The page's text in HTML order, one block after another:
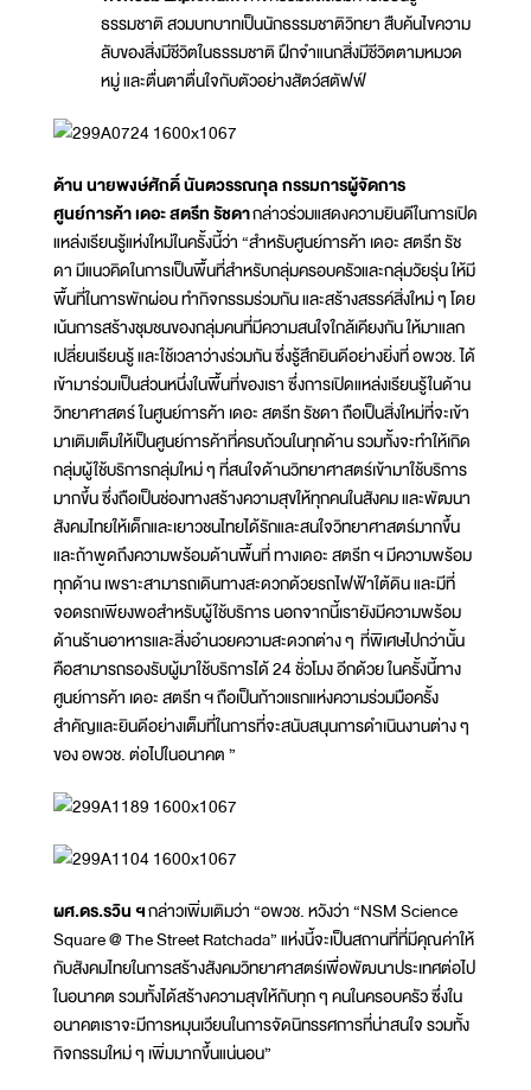
ธรรมชาติ สวมบทบาทเป็นนักธรรมชาติวิทยา สืบค้นไขความ
ลับของสิ่งมีชีวิตในธรรมชาติ ฝึกจำแนกสิ่งมีชีวิตตามหมวด
หมู่ และตื่นตาตื่นใจกับตัวอย่างสัตว์สตัฟฟ์
ด้าน นายพงษ์ศักดิ์ นันตวรรณกุล กรรมการผู้จัดการ
ศูนย์การค้า เดอะ สตรีท รัชดากล่าวร่วมแสดงความยินดีในการเปิด
แหล่งเรียนรู้แห่งใหม่ในครั้งนี้ว่า “สำหรับศูนย์การค้า เดอะ สตรีท รัช
ดา มีแนวคิดในการเป็นพื้นที่สำหรับกลุ่มครอบครัวและกลุ่มวัยรุ่น ให้มี
พื้นที่ในการพักผ่อน ทำกิจกรรมร่วมกัน และสร้างสรรค์สิ่งใหม่ ๆ โดย
เน้นการสร้างชุมชนของกลุ่มคนที่มีความสนใจใกล้เคียงกัน ให้มาแลก
เปลี่ยนเรียนรู้ และใช้เวลาว่างร่วมกัน ซึ่งรู้สึกยินดีอย่างยิ่งที่ อพวช. ได้
เข้ามาร่วมเป็นส่วนหนึ่งในพื้นที่ของเรา ซึ่งการเปิดแหล่งเรียนรู้ในด้าน
วิทยาศาสตร์ ในศูนย์การค้า เดอะ สตรีท รัชดา ถือเป็นสิ่งใหม่ที่จะเข้า
มาเติมเต็มให้เป็นศูนย์การค้าที่ครบถ้วนในทุกด้าน รวมทั้งจะทำให้เกิด
กลุ่มผู้ใช้บริการกลุ่มใหม่ ๆ ที่สนใจด้านวิทยาศาสตร์เข้ามาใช้บริการ
มากขึ้น ซึ่งถือเป็นช่องทางสร้างความสุขให้ทุกคนในสังคม และพัฒนา
สังคมไทยให้เด็กและเยาวชนไทยได้รักและสนใจวิทยาศาสตร์มากขึ้น
และถ้าพูดถึงความพร้อมด้านพื้นที่ ทางเดอะ สตรีท ฯ มีความพร้อม
ทุกด้าน เพราะสามารถเดินทางสะดวกด้วยรถไฟฟ้าใต้ดิน และมีที่
จอดรถเพียงพอสำหรับผู้ใช้บริการ นอกจากนี้เรายังมีความพร้อม
ด้านร้านอาหารและสิ่งอำนวยความสะดวกต่าง ๆ ที่พิเศษไปกว่านั้น
คือสามารถรองรับผู้มาใช้บริการได้ 24 ชั่วโมง อีกด้วย ในครั้งนี้ทาง
ศูนย์การค้า เดอะ สตรีท ฯ ถือเป็นก้าวแรกแห่งความร่วมมือครั้ง
สำคัญและยินดีอย่างเต็มที่ในการที่จะสนับสนุนการดำเนินงานต่าง ๆ
ของ อพวช. ต่อไปในอนาคต ”
ผศ.ดร.รวิน ฯกล่าวเพิ่มเติมว่า “อพวช. หวังว่า “NSM Science
Square @ The Street Ratchada” แห่งนี้จะเป็นสถานที่ที่มีคุณค่าให้
กับสังคมไทยในการสร้างสังคมวิทยาศาสตร์เพื่อพัฒนาประเทศต่อไป
ในอนาคต รวมทั้งได้สร้างความสุขให้กับทุก ๆ คนในครอบครัว ซึ่งใน
อนาคตเราจะมีการหมุนเวียนในการจัดนิทรรศการที่น่าสนใจ รวมทั้ง
กิจกรรมใหม่ ๆ เพิ่มมากขึ้นแน่นอน”